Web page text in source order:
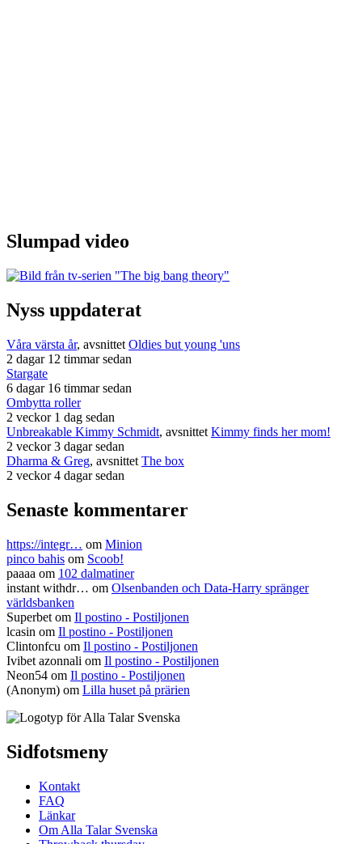
Slumpad video
Nyss uppdaterat
Våra värsta år, avsnittet Oldies but young 'uns
2 dagar 12 timmar sedan
Stargate
6 dagar 16 timmar sedan
Ombytta roller
2 veckor 1 dag sedan
Unbreakable Kimmy Schmidt, avsnittet Kimmy finds her mom!
2 veckor 3 dagar sedan
Dharma & Greg, avsnittet The box
2 veckor 4 dagar sedan
Senaste kommentarer
https://integr… om Minion
pinco bahis om Scoob!
paaaa om 102 dalmatiner
instant withdr… om Olsenbanden och Data-Harry spränger
världsbanken
Superbet om Il postino - Postiljonen
lcasin om Il postino - Postiljonen
Clintonfcu om Il postino - Postiljonen
Ivibet azonnali om Il postino - Postiljonen
Neon54 om Il postino - Postiljonen
(Anonym) om Lilla huset på prärien
Sidfotsmeny
Kontakt
FAQ
Länkar
Om Alla Talar Svenska